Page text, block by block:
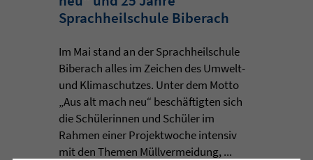
Sprachheilschule Biberach
Im Mai stand an der Sprachheilschule
Biberach alles im Zeichen des Umwelt-
und Klimaschutzes. Unter dem Motto
„Aus alt mach neu“ beschäftigten sich
die Schülerinnen und Schüler im
Rahmen einer Projektwoche intensiv
mit den Themen Müllvermeidung, ...